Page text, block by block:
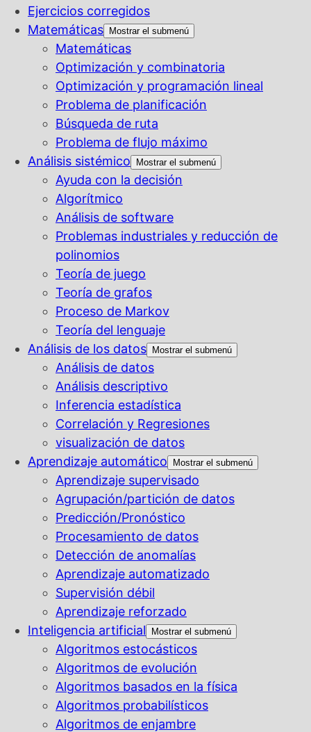
Ejercicios corregidos
Matemáticas
Mostrar el submenú
Matemáticas
Optimización y combinatoria
Optimización y programación lineal
Problema de planificación
Búsqueda de ruta
Problema de flujo máximo
Análisis sistémico
Mostrar el submenú
Ayuda con la decisión
Algorítmico
Análisis de software
Problemas industriales y reducción de
polinomios
Teoría de juego
Teoría de grafos
Proceso de Markov
Teoría del lenguaje
Análisis de los datos
Mostrar el submenú
Análisis de datos
Análisis descriptivo
Inferencia estadística
Correlación y Regresiones
visualización de datos
Aprendizaje automático
Mostrar el submenú
Aprendizaje supervisado
Agrupación/partición de datos
Predicción/Pronóstico
Procesamiento de datos
Detección de anomalías
Aprendizaje automatizado
Supervisión débil
Aprendizaje reforzado
Inteligencia artificial
Mostrar el submenú
Algoritmos estocásticos
Algoritmos de evolución
Algoritmos basados en la física
Algoritmos probabilísticos
Algoritmos de enjambre